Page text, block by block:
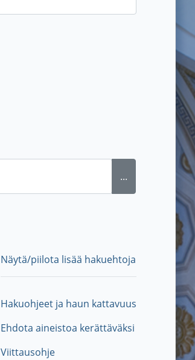
...
Näytä/piilota lisää hakuehtoja
Hakuohjeet ja haun kattavuus
Ehdota aineistoa kerättäväksi
Viittausohje